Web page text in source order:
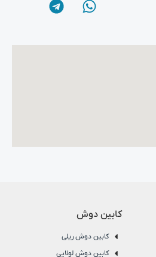
کابین دوش
کابین دوش ریلی
کابین دوش لولایی